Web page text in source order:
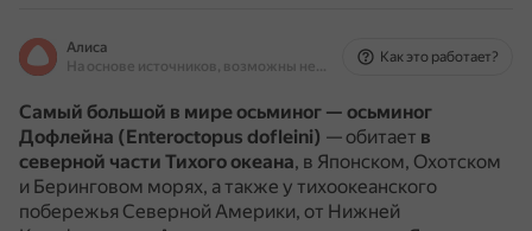
Алиса
На основе источников, возможны неточности
Как это работает?
Самый большой в мире осьминог — осьминог
Дофлейна (Enteroctopus dofleini) — обитает в
северной части Тихого океана, в Японском, Охотском
и Беринговом морях, а также у тихоокеанского
побережья Северной Америки, от Нижней